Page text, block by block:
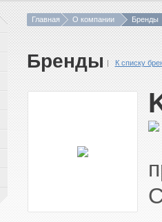
Главная О компании Бренды
Бренды К списку